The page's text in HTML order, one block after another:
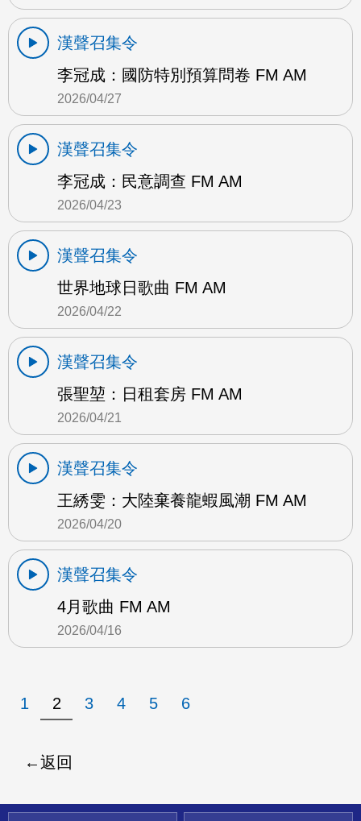
漢聲召集令
李冠成：國防特別預算問卷 FM AM
2026/04/27
漢聲召集令
李冠成：民意調查 FM AM
2026/04/23
漢聲召集令
世界地球日歌曲 FM AM
2026/04/22
漢聲召集令
張聖堃：日租套房 FM AM
2026/04/21
漢聲召集令
王綉雯：大陸棄養龍蝦風潮 FM AM
2026/04/20
漢聲召集令
4月歌曲 FM AM
2026/04/16
1 2 3 4 5 6
返回